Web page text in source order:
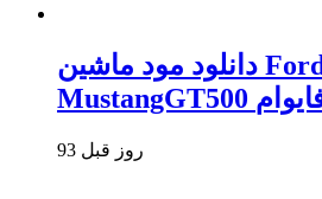
دانلود مود ماشین Ford
93 روز قبل